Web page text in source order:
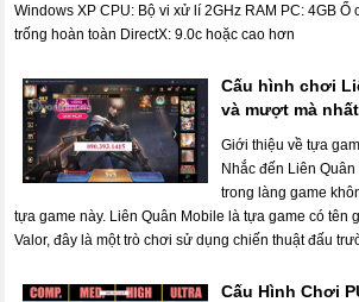
Windows XP CPU: Bộ vi xử lí 2GHz RAM PC: 4GB Ổ
trống hoàn toàn DirectX: 9.0c hoặc cao hơn
Cấu hình chơi
và mượt mà nhất
Giới thiệu về tựa
Nhắc đến Liên
trong làng game
tựa game này. Liên Quân Mobile là tựa game có tên
Valor, đây là một trò chơi sử dụng chiến thuật đấu
Cấu Hình Chơi